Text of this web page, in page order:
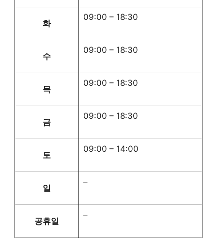
화
09:00 – 18:30
수
09:00 – 18:30
목
09:00 – 18:30
금
09:00 – 18:30
토
09:00 – 14:00
일
–
공휴일
–